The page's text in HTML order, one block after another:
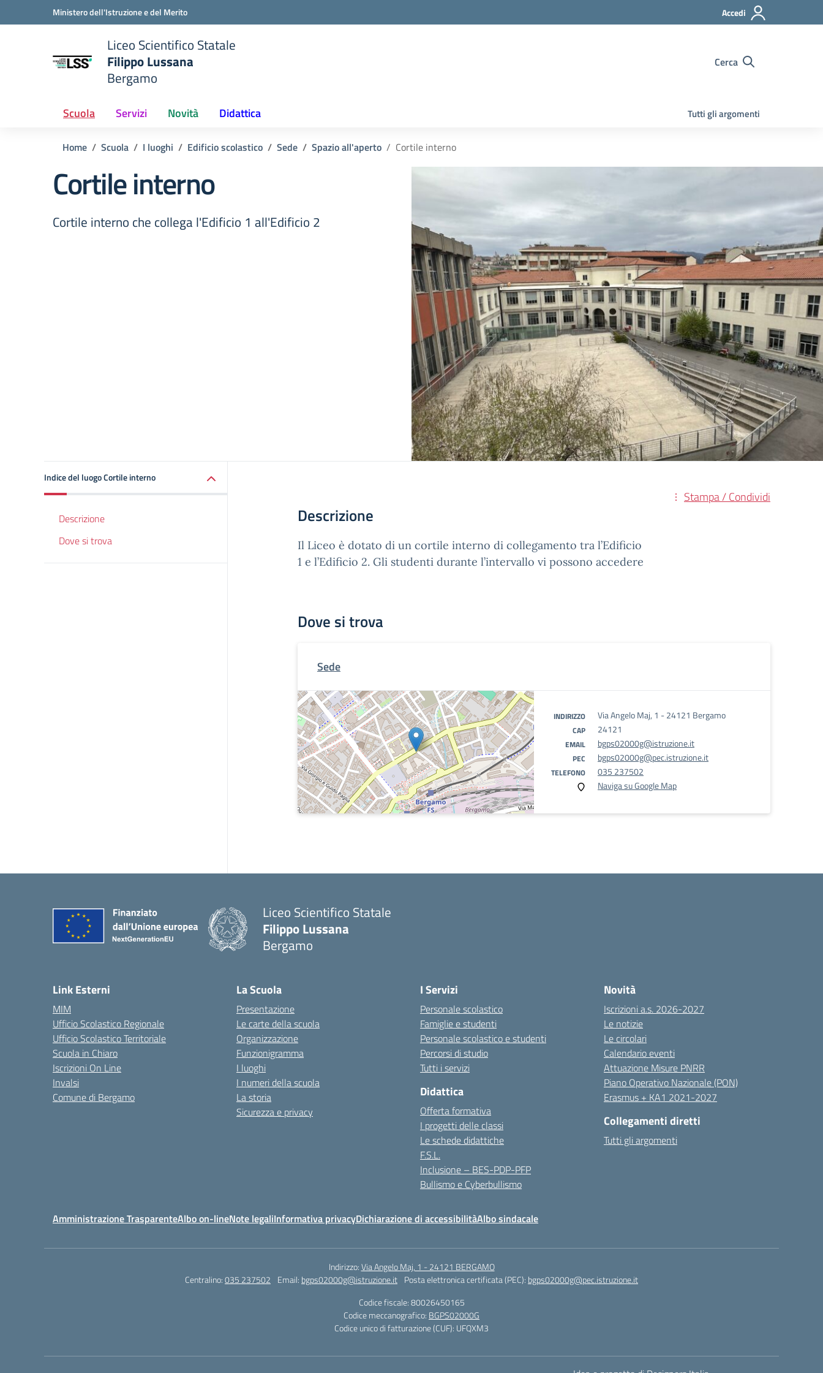
Vai ai contenuti
Vai al menu di navigazioneMinistero dell'Istruzione e del Merito Accedi
Liceo Scientifico Statale
Filippo Lussana
Bergamo
Cerca
Scuola Servizi Novità Didattica Tutti gli argomenti
Home Scuola I luoghi Edificio scolastico Sede Spazio all'aperto Cortile interno
Cortile interno
Cortile interno che collega l'Edificio 1 all'Edificio 2
Indice del luogo Cortile interno
Descrizione
Dove si trova
Stampa / Condividi
Descrizione
Il Liceo è dotato di un cortile interno di collegamento tra l’Edificio
1 e l’Edificio 2. Gli studenti durante l’intervallo vi possono accedere
Dove si trova
Sede
INDIRIZZO Via Angelo Maj, 1 - 24121 Bergamo
CAP 24121
EMAIL bgps02000g@istruzione.it
PEC bgps02000g@pec.istruzione.it
TELEFONO
035 237502
Naviga su Google Map
Liceo Scientifico Statale
Filippo Lussana
Bergamo
Link Esterni
MIM
Ufficio Scolastico Regionale
Ufficio Scolastico Territoriale
Scuola in Chiaro
Iscrizioni On Line
Invalsi
Comune di Bergamo
La Scuola
Presentazione
Le carte della scuola
Organizzazione
Funzionigramma
I luoghi
I numeri della scuola
La storia
Sicurezza e privacy
I Servizi
Personale scolastico
Famiglie e studenti
Personale scolastico e studenti
Percorsi di studio
Tutti i servizi
Didattica
Offerta formativa
I progetti delle classi
Le schede didattiche
F.S.L.
Inclusione – BES-PDP-PFP
Bullismo e Cyberbullismo
Novità
Iscrizioni a.s. 2026-2027
Le notizie
Le circolari
Calendario eventi
Attuazione Misure PNRR
Piano Operativo Nazionale (PON)
Erasmus + KA1 2021-2027
Collegamenti diretti
Tutti gli argomenti
Amministrazione TrasparenteAlbo on-lineNote legaliInformativa privacyDichiarazione di accessibilitàAlbo sindacale
Indirizzo:Via Angelo Maj, 1 - 24121 BERGAMO
Centralino:035 237502 Email: bgps02000g@istruzione.it Posta elettronica certificata (PEC): bgps02000g@pec.istruzione.it
Codice fiscale: 80026450165
Codice meccanografico: BGPS02000G
Codice unico di fatturazione (CUF): UFQXM3